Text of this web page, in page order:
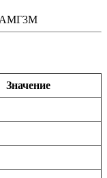
Значение